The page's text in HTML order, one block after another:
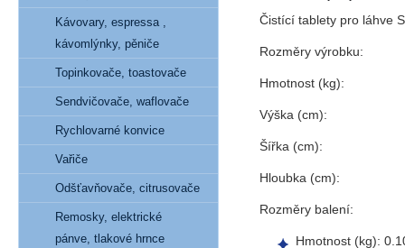
Čistící tablety pro láhve
Rozměry výrobku:
Hmotnost (kg):
Výška (cm):
Šířka (cm):
Hloubka (cm):
Rozměry balení:
Hmotnost (kg):
Kávovary, espressa ,
kávomlýnky, pěniče
Topinkovače, toastovače
Sendvičovače, waflovače
Rychlovarné konvice
Vařiče
Odšťavňovače, citrusovače
Remosky, elektrické
pánve, tlakové hrnce